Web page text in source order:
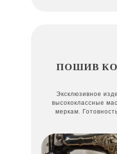
Эксклюзивное
высококлассные
меркам.
ПОШИВ